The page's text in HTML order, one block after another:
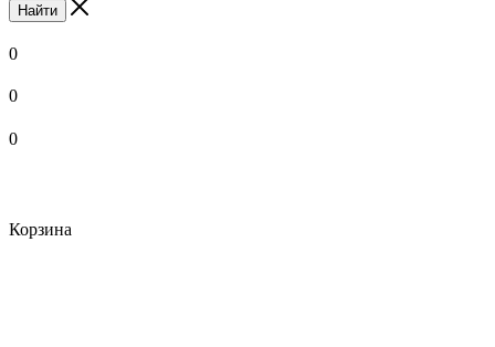
Найти
0
0
0
Корзина